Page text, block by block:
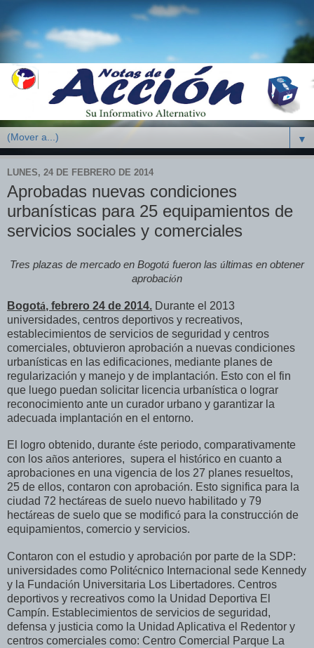
▼
LUNES, 24 DE FEBRERO DE 2014
Aprobadas nuevas condiciones
urbanísticas para 25 equipamientos de
servicios sociales y comerciales
Tres plazas de mercado en Bogotá fueron las últimas en obtener
aprobación
Bogotá, febrero 24 de 2014. Durante el 2013
universidades, centros deportivos y recreativos,
establecimientos de servicios de seguridad y centros
comerciales, obtuvieron aprobación a nuevas condiciones
urbanísticas en las edificaciones, mediante planes de
regularización y manejo y de implantación. Esto con el fin
que luego puedan solicitar licencia urbanística o lograr
reconocimiento ante un curador urbano y garantizar la
adecuada implantación en el entorno.
El logro obtenido, durante éste periodo, comparativamente
con los años anteriores, supera el histórico en cuanto a
aprobaciones en una vigencia de los 27 planes resueltos,
25 de ellos, contaron con aprobación. Esto significa para la
ciudad 72 hectáreas de suelo nuevo habilitado y 79
hectáreas de suelo que se modificó para la construcción de
equipamientos, comercio y servicios.
Contaron con el estudio y aprobación por parte de la SDP:
universidades como Politécnico Internacional sede Kennedy
y la Fundación Universitaria Los Libertadores. Centros
deportivos y recreativos como la Unidad Deportiva El
Campín. Establecimientos de servicios de seguridad,
defensa y justicia como la Unidad Aplicativa el Redentor y
centros comerciales como: Centro Comercial Parque La